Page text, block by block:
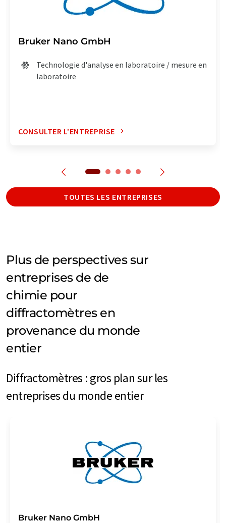
Bruker Nano GmbH
Technologie d'analyse en laboratoire / mesure en
laboratoire
CONSULTER L’ENTREPRISE
TOUTES LES ENTREPRISES
Plus de perspectives sur
entreprises de de
chimie pour
diffractomètres en
provenance du monde
entier
Diffractomètres : gros plan sur les
entreprises du monde entier
Bruker Nano GmbH